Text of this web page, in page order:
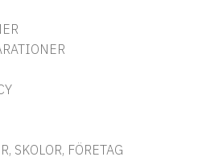
SKOLOR, FÖRETAG